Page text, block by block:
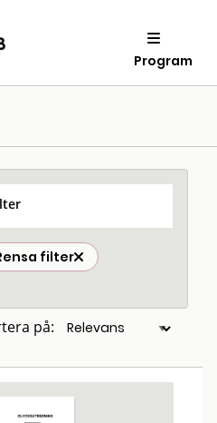
Program
filter
på: